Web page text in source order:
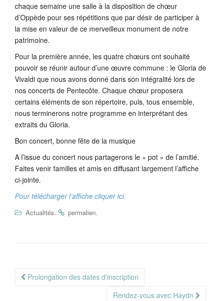
chaque semaine une salle à la disposition de chœur
d’Oppède pour ses répétitions que par désir de participer à
la mise en valeur de ce merveilleux monument de notre
patrimoine.
Pour la première année, les quatre chœurs ont souhaité
pouvoir se réunir autour d’une œuvre commune : le Gloria de
Vivaldi que nous avons donné dans son intégralité lors de
nos concerts de Pentecôte. Chaque chœur proposera
certains éléments de son répertoire, puis, tous ensemble,
nous terminerons notre programme en interprétant des
extraits du Gloria.
Bon concert, bonne fête de la musique
A l’issue du concert nous partagerons le « pot » de l’amitié.
Faites venir familles et amis en diffusant largement l’affiche
ci-jointe.
Pour télécharger l’affiche cliquer ici.
Actualités. permalien.
Navigation
Prolongation des dates d’inscription
Rendez-vous avec Haydn